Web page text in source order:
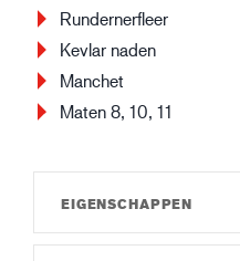
Rundernerfleer
Kevlar naden
Manchet
Maten 8, 10, 11
EIGENSCHAPPEN